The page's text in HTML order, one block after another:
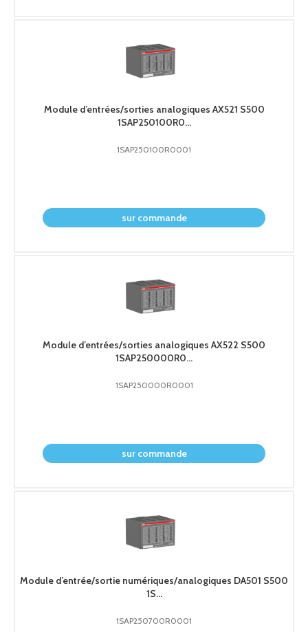
Module d’entrées/sorties analogiques AX521 S500
1SAP250100R0...
1SAP250100R0001
sur commande
Module d’entrées/sorties analogiques AX522 S500
1SAP250000R0...
1SAP250000R0001
sur commande
Module d’entrée/sortie numériques/analogiques DA501 S500
1S...
1SAP250700R0001